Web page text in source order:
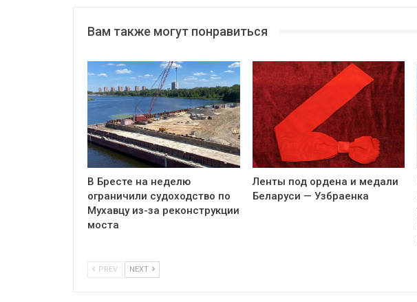
Вам также могут понравиться
В Бресте на неделю
ограничили судоходство по
Мухавцу из-за реконструкции
моста
Ленты под ордена и медали
Беларуси — Узбраенка
PREV NEXT